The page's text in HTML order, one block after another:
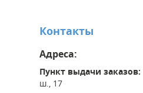
Контакты
Адреса:
Пункт выдачи заказов:
ш., 17